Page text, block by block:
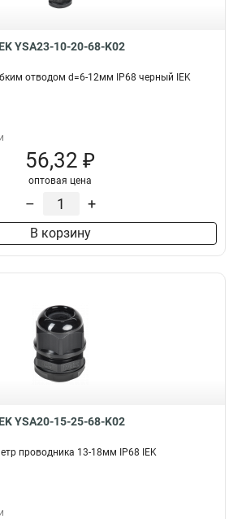
YSA23-10-20-68-K02
отводом d=6-12мм IP68 черный IEK
56,32 ₽
оптовая цена
– +
В корзину
YSA20-15-25-68-K02
проводника 13-18мм IP68 IEK